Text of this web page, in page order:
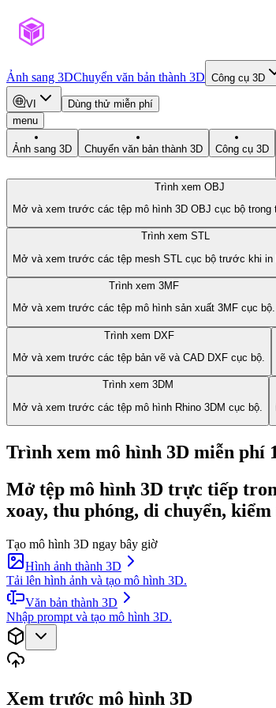
Ảnh sang 3DChuyển văn bản thành 3D Công cụ 3D
VI
Dùng thử miễn phí
menu
Ảnh sang 3D Chuyển văn bản thành 3D Công cụ 3D
Trình xem OBJ
Mở và xem trước các tệp mô hình 3D OBJ cục bộ trong
Trình xem STL
Mở và xem trước các tệp mesh STL cục bộ trước khi in
Trình xem 3MF
Mở và xem trước các tệp mô hình sản xuất 3MF cục bộ.
Trình xem DXF
Mở và xem trước các tệp bản vẽ và CAD DXF cục bộ.
Trình xem 3DM
Mở và xem trước các tệp mô hình Rhino 3DM cục bộ.
Trình xem mô hình 3D miễn phí
Mở tệp mô hình 3D trực tiếp
xoay, thu phóng, di chuyển,
Tạo mô hình 3D ngay bây giờ
Hình ảnh thành 3D
Tải lên hình ảnh và tạo mô hình 3D.
Văn bản thành 3D
Nhập prompt và tạo mô hình 3D.
Xem trước mô hình 3D